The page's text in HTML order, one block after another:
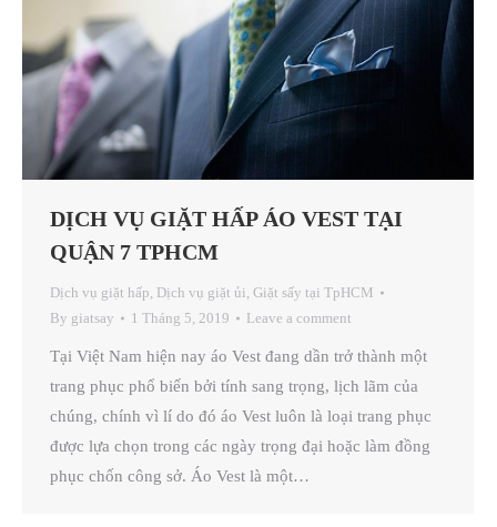
DỊCH VỤ GIẶT HẤP ÁO VEST TẠI
QUẬN 7 TPHCM
Dịch vụ giặt hấp, Dịch vụ giặt ủi, Giặt sấy tại TpHCM
By giatsay 1 Tháng 5, 2019 Leave a comment
Tại Việt Nam hiện nay áo Vest đang dần trở thành một
trang phục phổ biến bởi tính sang trọng, lịch lãm của
chúng, chính vì lí do đó áo Vest luôn là loại trang phục
được lựa chọn trong các ngày trọng đại hoặc làm đồng
phục chốn công sở. Áo Vest là một…